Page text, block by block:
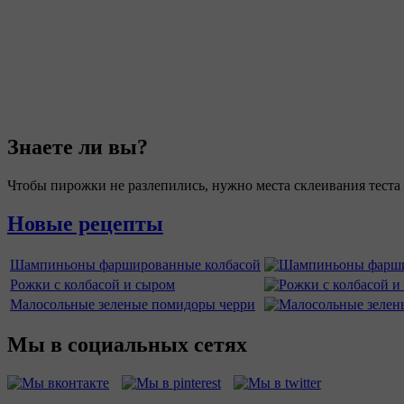
Знаете ли вы?
Чтобы пирожки не разлепились, нужно места склеивания
Новые рецепты
Шампиньоны фаршированные колбасой
Рожки с колбасой и сыром
Малосольные зеленые помидоры черри
Мы в социальных сетях